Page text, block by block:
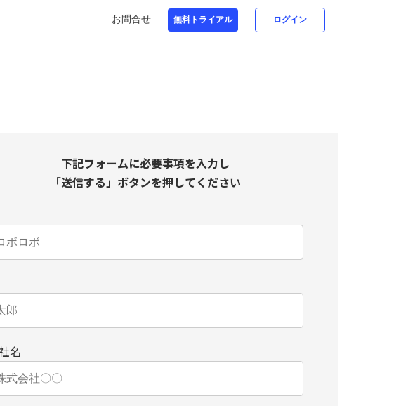
お問合せ
下記フォームに必要事項を入力し
「送信する」ボタンを押してください
名